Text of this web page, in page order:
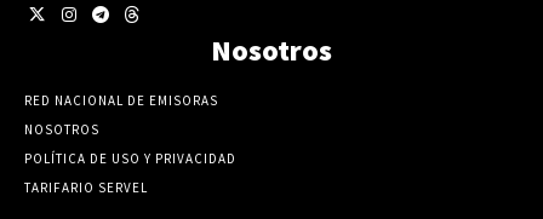
Nosotros
RED NACIONAL DE EMISORAS
NOSOTROS
POLÍTICA DE USO Y PRIVACIDAD
TARIFARIO SERVEL